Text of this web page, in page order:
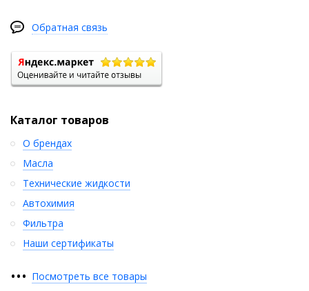
Обратная связь
Каталог товаров
О брендах
Масла
Технические жидкости
Автохимия
Фильтра
Наши сертификаты
••• Посмотреть все товары